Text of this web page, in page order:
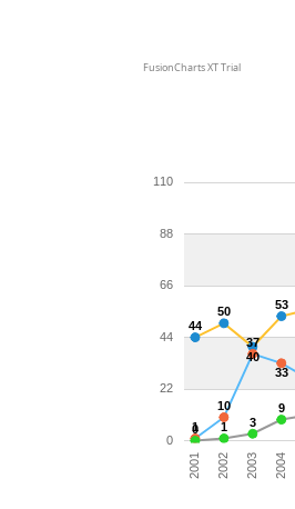
FusionCharts XT Trial
0
22
44
66
88
110
2001 2002 2003 2004
44
50
40
53
1
10
37
33
0 1 3
9